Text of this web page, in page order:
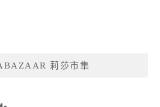
莉莎市集